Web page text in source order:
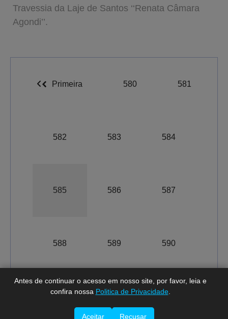
Antes de continuar o acesso em nosso site, por favor, leia e
confira nossa Politica de Privacidade.
Aceitar Recusar
Travessia da Laje de Santos ‘‘Renata Câmara
Agondi’’.
Primeira 580 581
582 583 584
585 586 587
588 589 590
Total de registros:9136. Última